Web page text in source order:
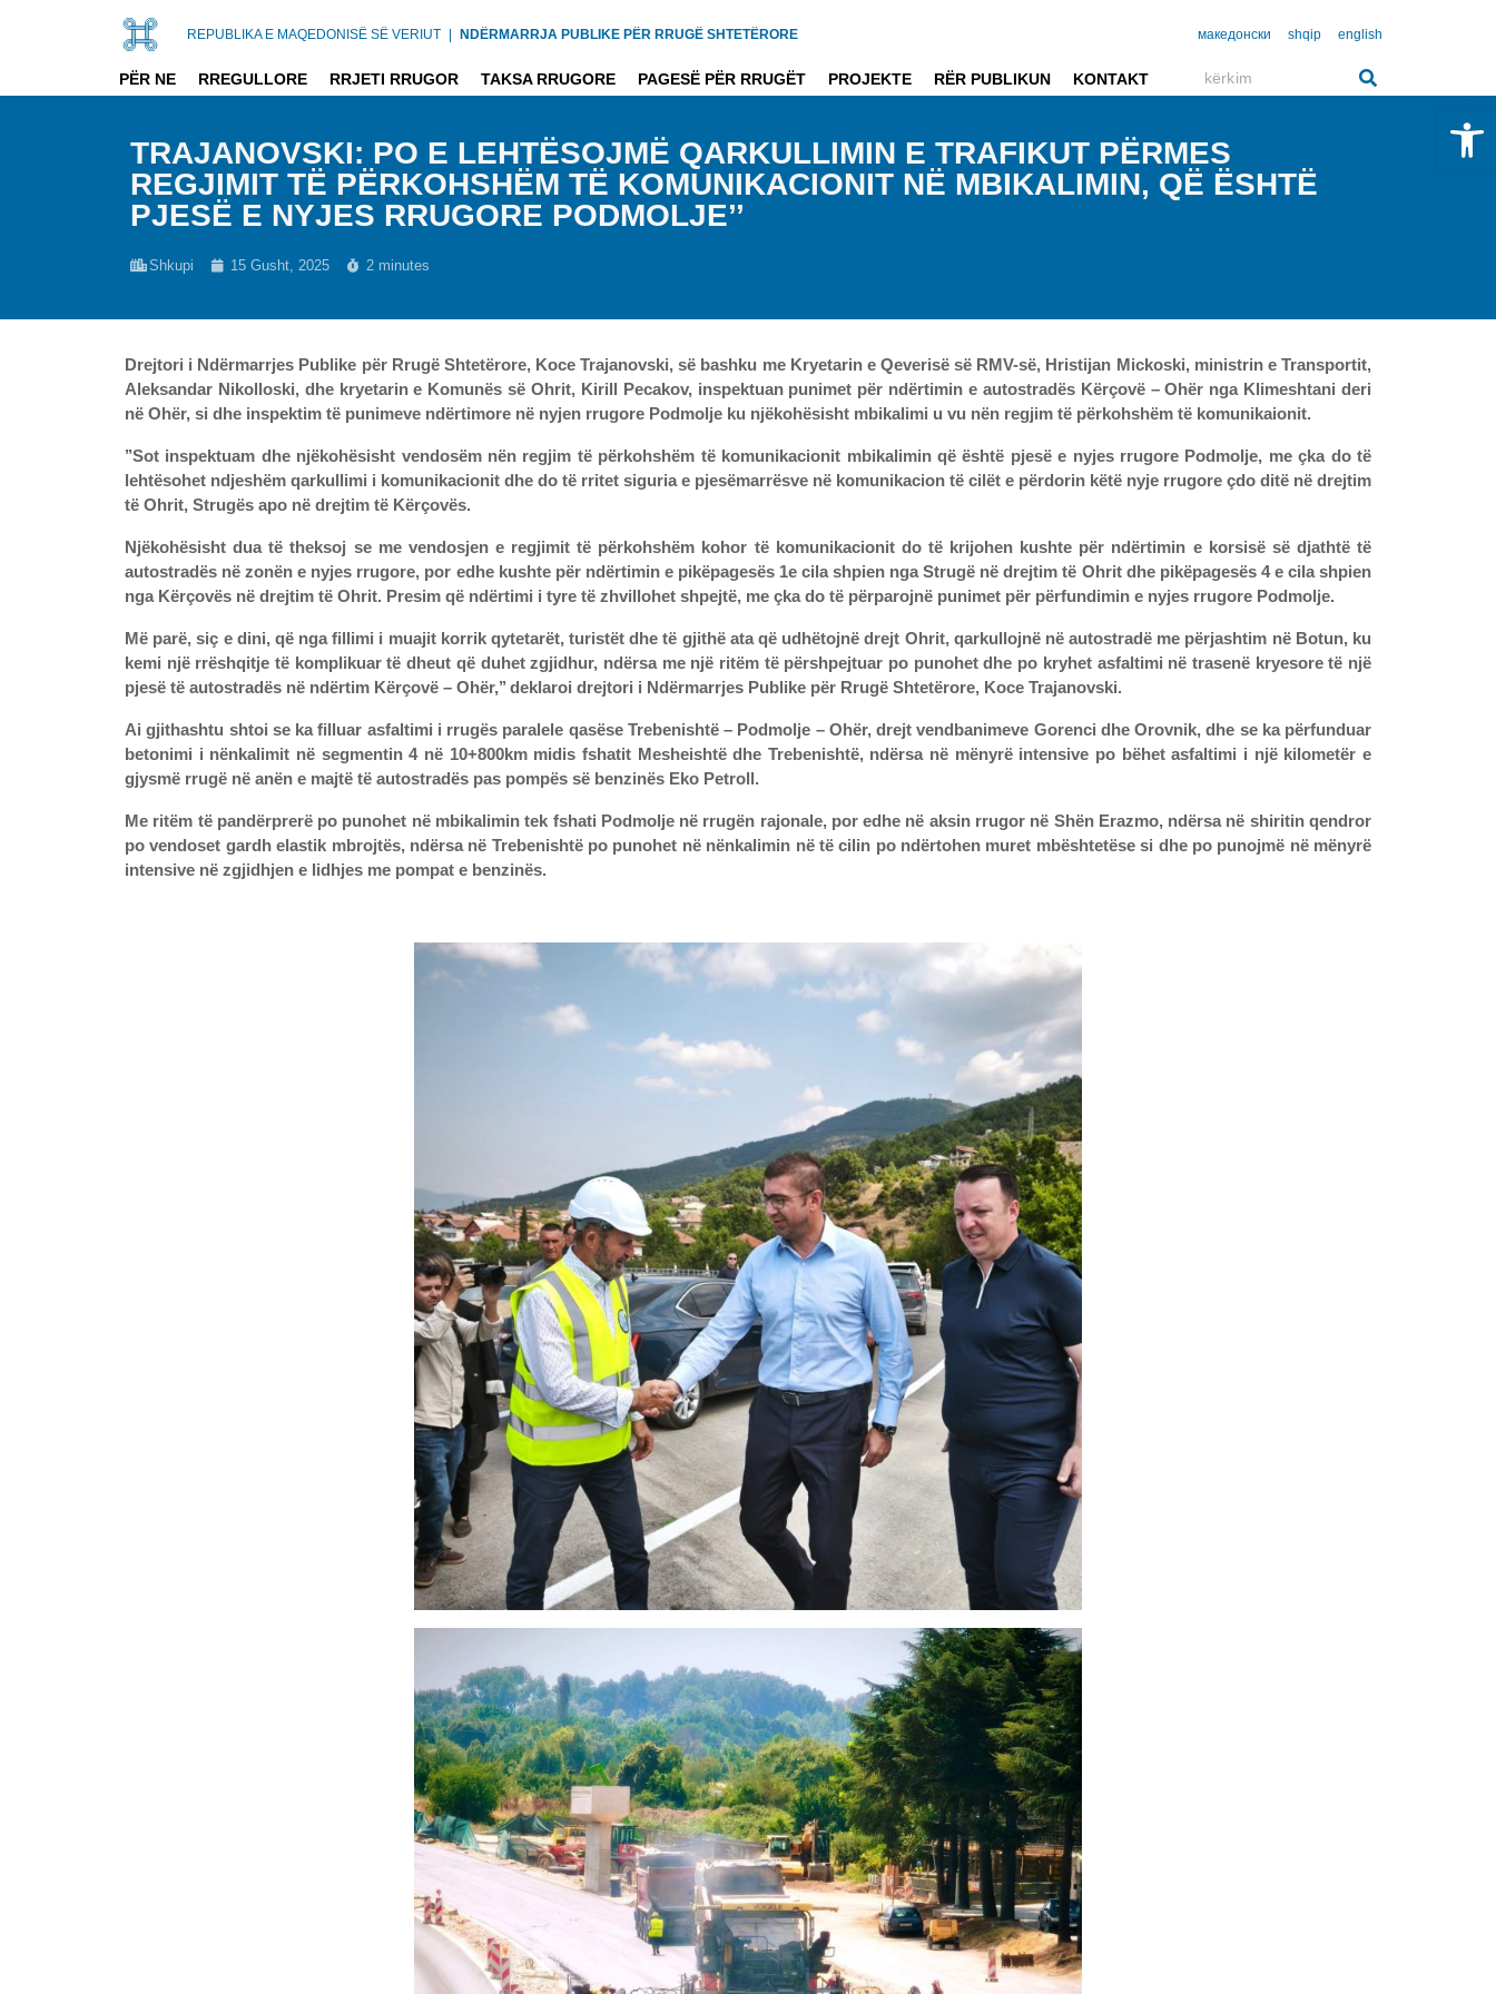
REPUBLIKA E MAQEDONISË SË VERIUT | NDËRMARRJA PUBLIKE PËR RRUGË SHTETËRORE македонски shqip english
PËR NE RREGULLORE RRJETI RRUGOR TAKSA RRUGORE PAGESË PËR RRUGËT PROJEKTE RËR PUBLIKUN KONTAKT
TRAJANOVSKI: PO E LEHTËSOJMË QARKULLIMIN E TRAFIKUT PËRMES
REGJIMIT TË PËRKOHSHËM TË KOMUNIKACIONIT NË MBIKALIMIN, QË ËSHTË
PJESË E NYJES RRUGORE PODMOLJE’’
Shkupi 15 Gusht, 2025 2 minutes
Drejtori i Ndërmarrjes Publike për Rrugë Shtetërore, Koce Trajanovski, së bashku me Kryetarin e Qeverisë së RMV-së, Hristijan Mickoski, ministrin e Transportit,
Aleksandar Nikolloski, dhe kryetarin e Komunës së Ohrit, Kirill Pecakov, inspektuan punimet për ndërtimin e autostradës Kërçovë – Ohër nga Klimeshtani deri
në Ohër, si dhe inspektim të punimeve ndërtimore në nyjen rrugore Podmolje ku njëkohësisht mbikalimi u vu nën regjim të përkohshëm të komunikaionit.
’’Sot inspektuam dhe njëkohësisht vendosëm nën regjim të përkohshëm të komunikacionit mbikalimin që është pjesë e nyjes rrugore Podmolje, me çka do të
lehtësohet ndjeshëm qarkullimi i komunikacionit dhe do të rritet siguria e pjesëmarrësve në komunikacion të cilët e përdorin këtë nyje rrugore çdo ditë në drejtim
të Ohrit, Strugës apo në drejtim të Kërçovës.
Njëkohësisht dua të theksoj se me vendosjen e regjimit të përkohshëm kohor të komunikacionit do të krijohen kushte për ndërtimin e korsisë së djathtë të
autostradës në zonën e nyjes rrugore, por edhe kushte për ndërtimin e pikëpagesës 1e cila shpien nga Strugë në drejtim të Ohrit dhe pikëpagesës 4 e cila shpien
nga Kërçovës në drejtim të Ohrit. Presim që ndërtimi i tyre të zhvillohet shpejtë, me çka do të përparojnë punimet për përfundimin e nyjes rrugore Podmolje.
Më parë, siç e dini, që nga fillimi i muajit korrik qytetarët, turistët dhe të gjithë ata që udhëtojnë drejt Ohrit, qarkullojnë në autostradë me përjashtim në Botun, ku
kemi një rrëshqitje të komplikuar të dheut që duhet zgjidhur, ndërsa me një ritëm të përshpejtuar po punohet dhe po kryhet asfaltimi në trasenë kryesore të një
pjesë të autostradës në ndërtim Kërçovë – Ohër,’’ deklaroi drejtori i Ndërmarrjes Publike për Rrugë Shtetërore, Koce Trajanovski.
Ai gjithashtu shtoi se ka filluar asfaltimi i rrugës paralele qasëse Trebenishtë – Podmolje – Ohër, drejt vendbanimeve Gorenci dhe Orovnik, dhe se ka përfunduar
betonimi i nënkalimit në segmentin 4 në 10+800km midis fshatit Mesheishtë dhe Trebenishtë, ndërsa në mënyrë intensive po bëhet asfaltimi i një kilometër e
gjysmë rrugë në anën e majtë të autostradës pas pompës së benzinës Eko Petroll.
Me ritëm të pandërprerë po punohet në mbikalimin tek fshati Podmolje në rrugën rajonale, por edhe në aksin rrugor në Shën Erazmo, ndërsa në shiritin qendror
po vendoset gardh elastik mbrojtës, ndërsa në Trebenishtë po punohet në nënkalimin në të cilin po ndërtohen muret mbështetëse si dhe po punojmë në mënyrë
intensive në zgjidhjen e lidhjes me pompat e benzinës.